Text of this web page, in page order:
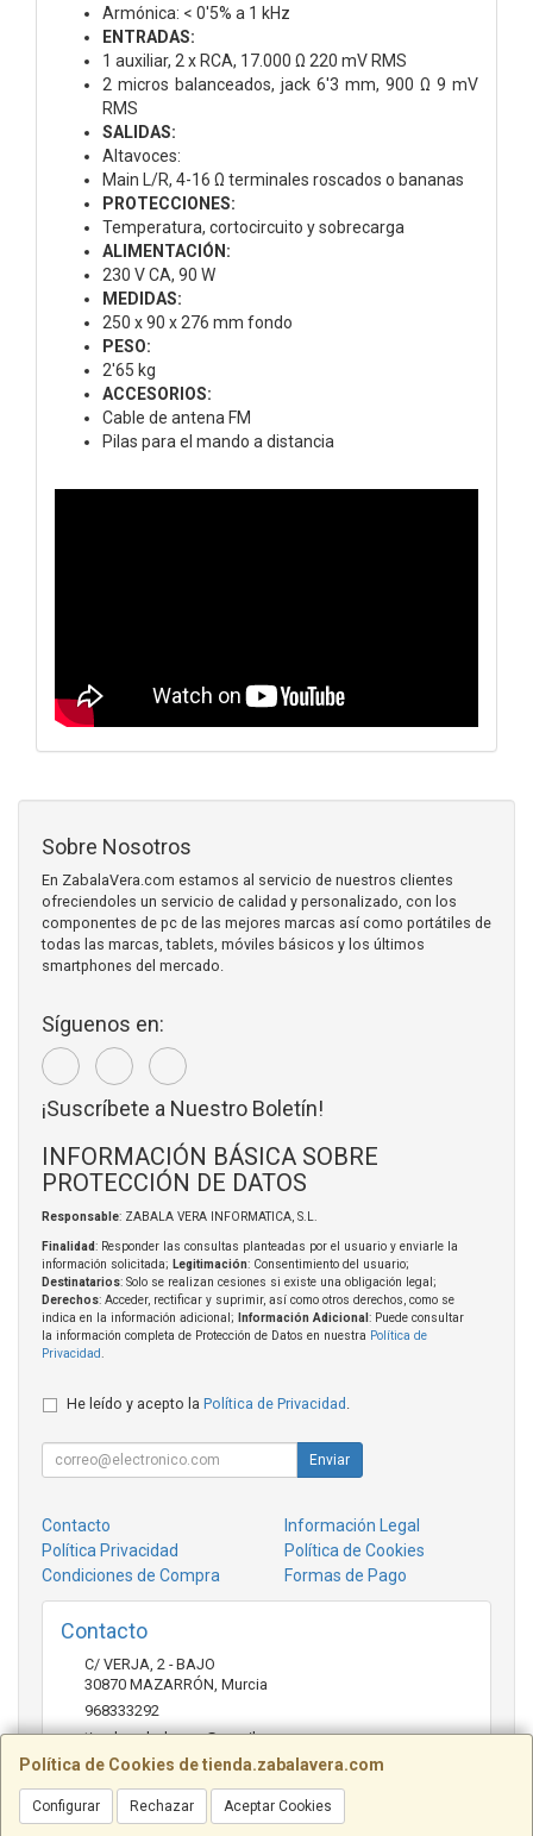
Armónica: < 0'5% a 1 kHz
ENTRADAS:
1 auxiliar, 2 x RCA, 17.000 Ω 220 mV RMS
2 micros balanceados, jack 6'3 mm, 900 Ω 9 mV
RMS
SALIDAS:
Altavoces:
Main L/R, 4-16 Ω terminales roscados o bananas
PROTECCIONES:
Temperatura, cortocircuito y sobrecarga
ALIMENTACIÓN:
230 V CA, 90 W
MEDIDAS:
250 x 90 x 276 mm fondo
PESO:
2'65 kg
ACCESORIOS:
Cable de antena FM
Pilas para el mando a distancia
Política de Cookies de tienda.zabalavera.com
Configurar Rechazar Aceptar Cookies
Sobre Nosotros
En ZabalaVera.com estamos al servicio de nuestros clientes
ofreciendoles un servicio de calidad y personalizado, con los
componentes de pc de las mejores marcas así como portátiles de
todas las marcas, tablets, móviles básicos y los últimos
smartphones del mercado.
Síguenos en:
¡Suscríbete a Nuestro Boletín!
INFORMACIÓN BÁSICA SOBRE
PROTECCIÓN DE DATOS
Responsable: ZABALA VERA INFORMATICA, S.L.
Finalidad: Responder las consultas planteadas por el usuario y enviarle la
información solicitada; Legitimación: Consentimiento del usuario;
Destinatarios: Solo se realizan cesiones si existe una obligación legal;
Derechos: Acceder, rectificar y suprimir, así como otros derechos, como se
indica en la información adicional;
Información Adicional : Puede consultar
la información completa de Protección de Datos en nuestra Política de
Privacidad
He leído y acepto la Política de Privacidad
Enviar
Contacto
Información Legal
Política Privacidad
Política de Cookies
Condiciones de Compra
Formas de Pago
Contacto
C/ VERJA, 2 - BAJO
30870 MAZARRÓN Murcia
968333292
tienda.zabalavera@gmail.com
Horario